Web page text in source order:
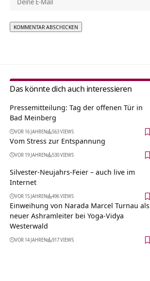
Das könnte dich auch interessieren
Pressemitteilung: Tag der offenen Tür in
Bad Meinberg
VOR 16 JAHREN 563 VIEWS
Vom Stress zur Entspannung
VOR 19 JAHREN 530 VIEWS
Silvester-Neujahrs-Feier – auch live im
Internet
VOR 15 JAHREN 496 VIEWS
Einweihung von Narada Marcel Turnau als
neuer Ashramleiter bei Yoga-Vidya
Westerwald
VOR 14 JAHREN 917 VIEWS